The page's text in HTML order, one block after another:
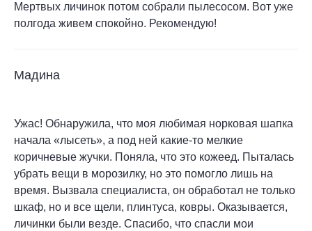
Мертвых личинок потом собрали пылесосом. Вот уже
полгода живем спокойно. Рекомендую!
Мадина
Ужас! Обнаружила, что моя любимая норковая шапка
начала «лысеть», а под ней какие-то мелкие
коричневые жучки. Поняла, что это кожеед. Пыталась
убрать вещи в морозилку, но это помогло лишь на
время. Вызвала специалиста, он обработал не только
шкаф, но и все щели, плинтуса, ковры. Оказывается,
личинки были везде. Спасибо, что спасли мои